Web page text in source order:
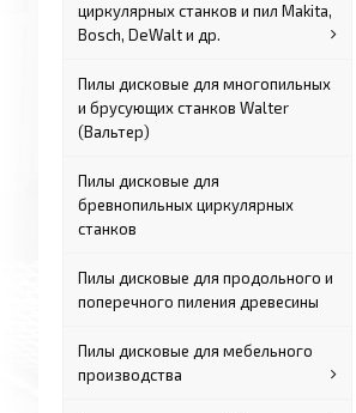
циркулярных станков и пил Makita,
Bosch, DeWalt и др.
Пилы дисковые для многопильных
и брусующих станков Walter
(Вальтер)
Пилы дисковые для
бревнопильных циркулярных
станков
Пилы дисковые для продольного и
поперечного пиления древесины
Пилы дисковые для мебельного
производства